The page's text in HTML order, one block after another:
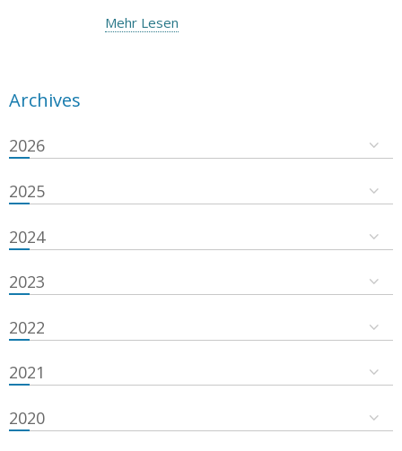
Mehr Lesen
Archives
2026
2025
2024
2023
2022
2021
2020